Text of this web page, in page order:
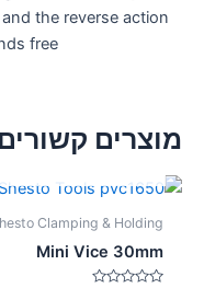
the reverse action
free
מוצרים קשורים
Clamping & Holding
Mini Vice 30mm